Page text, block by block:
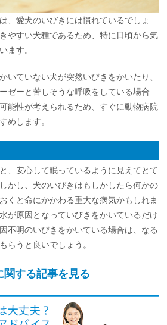
、愛犬のいびきには慣れているでしょ
やすい犬種であるため、特に日頃から気
ます。
いていない犬が突然いびきをかいたり、
ゼーと苦しそうな呼吸をしている場合
能性が考えられるため、すぐに動物病院
めします。
、安心して眠っているように見えてとて
かし、犬のいびきはもしかしたら何かの
くと命にかかわる重大な病気かもしれま
が原因となっていびきをかいているだけ
不明のいびきをかいている場合は、なる
らうと良いでしょう。
関する記事を見る